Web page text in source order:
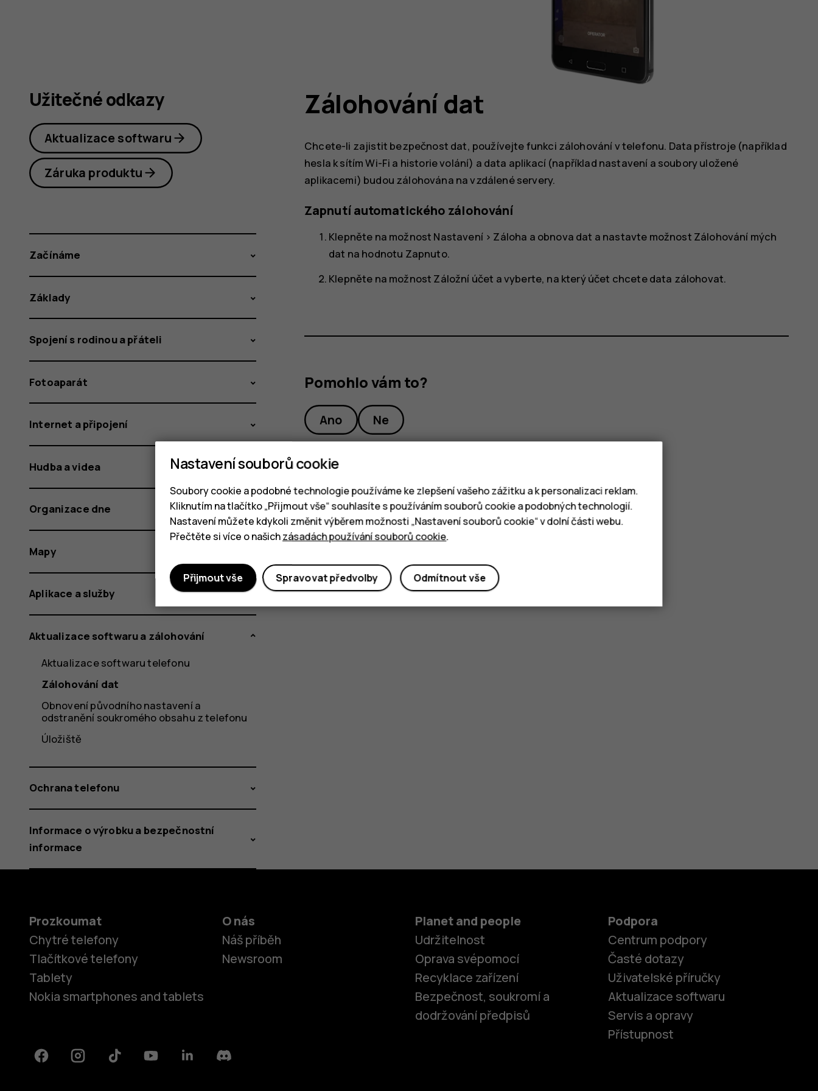
Zálohování dat
Chcete-li zajistit bezpečnost dat, používejte funkci zálohování v telefonu. Data přístroje (například
hesla k sítím Wi-Fi a historie volání) a data aplikací (například nastavení a soubory uložené
aplikacemi) budou zálohována na vzdálené servery.
Zapnutí automatického zálohování
Klepněte na možnost Nastavení> Záloha a obnova dat a nastavte možnost Zálohování mých
dat na hodnotu Zapnuto.
Klepněte na možnost Záložní účet a vyberte, na který účet chcete data zálohovat.
Pomohlo vám to?
Ano Ne
Užitečné odkazy
Aktualizace softwaru
Záruka produktu
Začínáme
Základy
Spojení s rodinou a přáteli
Fotoaparát
Internet a připojení
Hudba a videa
Organizace dne
Mapy
Aplikace a služby
Aktualizace softwaru a zálohování
Aktualizace softwaru telefonu
Zálohování dat
Obnovení původního nastavení a
odstranění soukromého obsahu z telefonu
Úložiště
Ochrana telefonu
Informace o výrobku a bezpečnostní
informace
Prozkoumat
Chytré telefony
Tlačítkové telefony
Tablety
Nokia smartphones and tablets
O nás
Náš příběh
Newsroom
Planet and people
Udržitelnost
Oprava svépomocí
Recyklace zařízení
Bezpečnost, soukromí a
dodržování předpisů
Podpora
Centrum podpory
Časté dotazy
Uživatelské příručky
Aktualizace softwaru
Servis a opravy
Přístupnost
FacebookInstagramTiktok YoutubeLinkedinDiscord
Nastavení souborů cookie
Soubory cookie a podobné technologie používáme ke zlepšení vašeho zážitku a k personalizaci reklam.
Kliknutím na tlačítko „Přijmout vše“ souhlasíte s používáním souborů cookie a podobných technologií.
Nastavení můžete kdykoli změnit výběrem možnosti „Nastavení souborů cookie“ v dolní části webu.
Přečtěte si více o našichzásadách používání souborů cookie.
Odmítnout vše
Spravovat předvolby
Přijmout vše